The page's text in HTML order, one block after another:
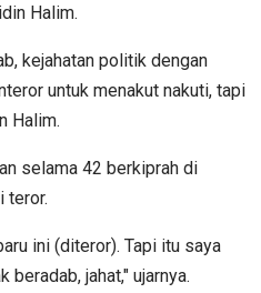
Halim.
kejahatan politik dengan
untuk menakut nakuti, tapi
Halim.
selama 42 berkiprah di
teror.
ini (diteror). Tapi itu saya
beradab, jahat," ujarnya.